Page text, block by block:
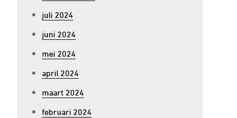
juli 2024
juni 2024
mei 2024
april 2024
maart 2024
februari 2024